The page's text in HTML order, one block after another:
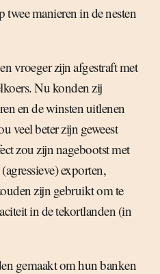
twee manieren in de nesten
vroeger zijn afgestraft met
Nu konden zij
en de winsten uitlenen
veel beter zijn geweest
zou zijn nagebootst met
exporten,
zijn gebruikt om te
in de tekortlanden (in
gemaakt om hun banken